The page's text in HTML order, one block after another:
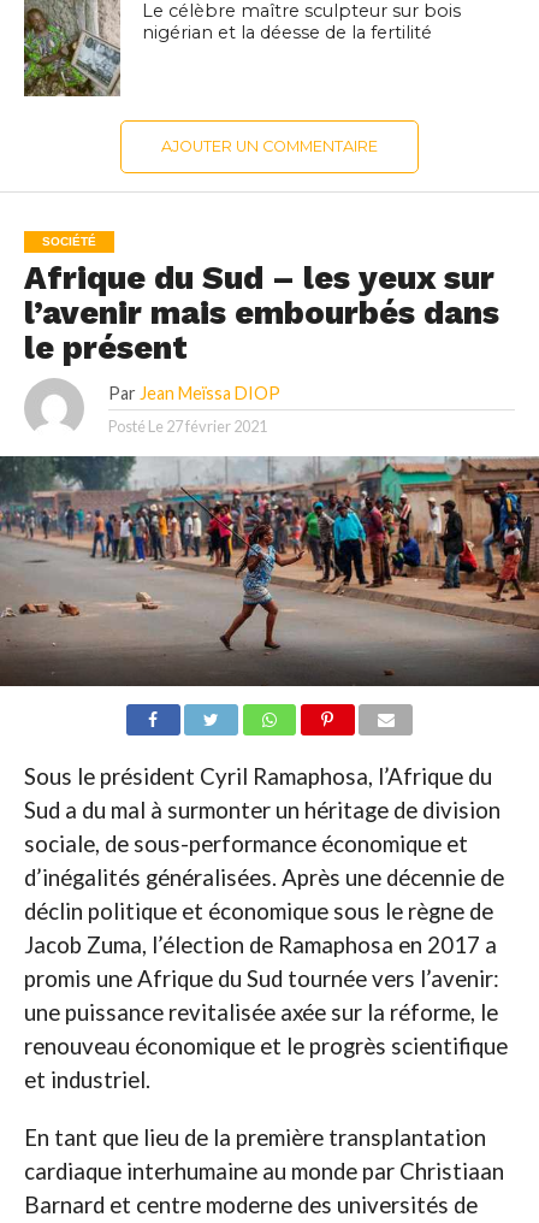
Le célèbre maître sculpteur sur bois
nigérian et la déesse de la fertilité
AJOUTER UN COMMENTAIRE
SOCIÉTÉ
Afrique du Sud – les yeux sur
l’avenir mais embourbés dans
le présent
Par Jean Meïssa DIOP
Posté Le 27 février 2021
Sous le président Cyril Ramaphosa, l’Afrique du
Sud a du mal à surmonter un héritage de division
sociale, de sous-performance économique et
d’inégalités généralisées. Après une décennie de
déclin politique et économique sous le règne de
Jacob Zuma, l’élection de Ramaphosa en 2017 a
promis une Afrique du Sud tournée vers l’avenir:
une puissance revitalisée axée sur la réforme, le
renouveau économique et le progrès scientifique
et industriel.
En tant que lieu de la première transplantation
cardiaque interhumaine au monde par Christiaan
Barnard et centre moderne des universités de